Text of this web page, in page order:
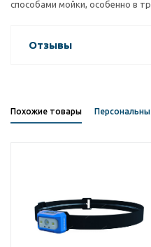
способами мойки, особенно в
Отзывы
Похожие товары